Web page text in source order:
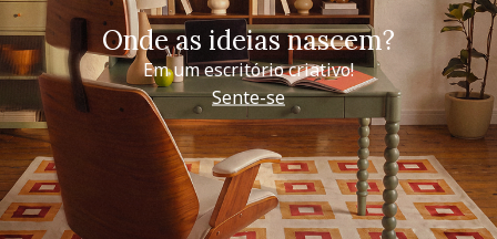
Onde as ideias nascem?
Em um escritório criativo!
Sente-se